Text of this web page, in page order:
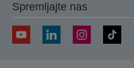
Spremljajte nas